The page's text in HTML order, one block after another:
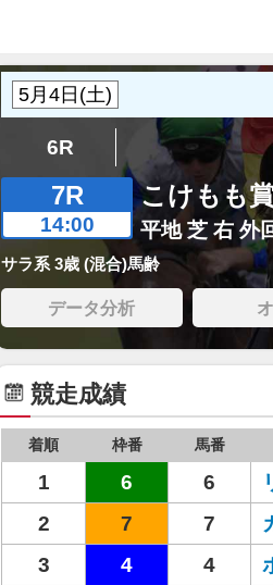
6R
7R
14:00
こけもも
平地 芝 右 外
サラ系 3歳 (混合)馬齢
データ分析
競走成績
着順 枠番 馬番
1 6 6
2
7 7
3
4 4